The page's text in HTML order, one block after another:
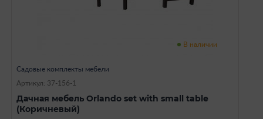
В наличии
Садовые комплекты мебели
Артикул: 37-156-1
Дачная мебель Orlando set with small table
(Коричневый)